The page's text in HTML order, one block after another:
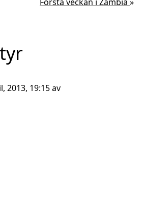
2013, 19:15 av